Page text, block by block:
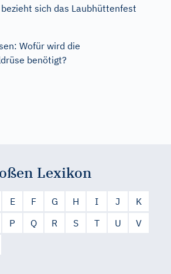
sich das Laubhüttenfest
Wofür wird die
benötigt?
Lexikon
E F G H I J
K
P Q R S T U
V